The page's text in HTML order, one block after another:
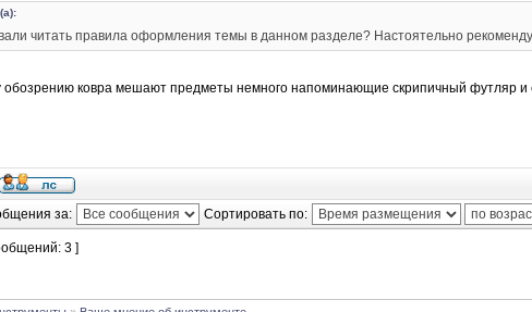
читать правила оформления темы в данном разделе? Настоятельно
ковра мешают предметы немного напоминающие скрипичный футляр и
за: Сортировать по:
3 ]